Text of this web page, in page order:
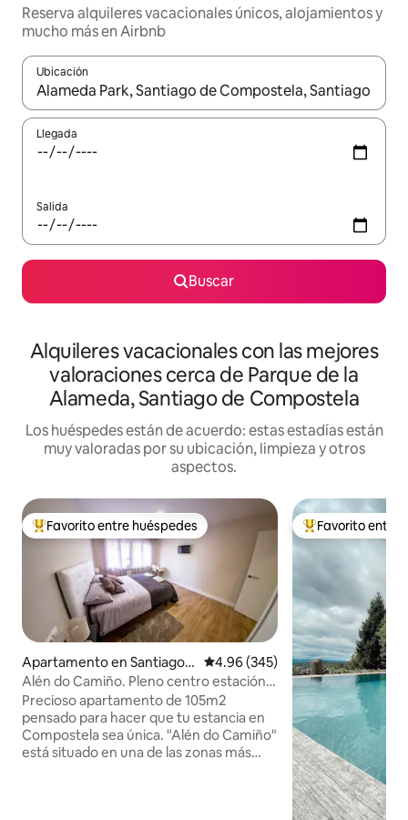
Reserva alquileres vacacionales únicos, alojamientos y
mucho más en Airbnb
Ubicación
Cuando los resultados estén disponibles, navega con las
Llegada
Salida
Buscar
Alquileres vacacionales con las mejores
valoraciones cerca de Parque de la
Alameda, Santiago de Compostela
Los huéspedes están de acuerdo: estas estadías están
muy valoradas por su ubicación, limpieza y otros
aspectos.
Favorito entre huéspedes preferido
Favorito entre huéspedes
Apartamento en Santiago d
e Compostela
Calificación promedio: 4.96 de
4.96 (345)
Alén do Camiño. Pleno centro estación
intermodal.
Precioso apartamento de 105m2
pensado para hacer que tu estancia en
Compostela sea única. "Alén do Camiño"
está situado en una de las zonas más
Favorito entre
Favorito entre